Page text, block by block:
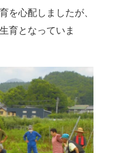
を心配しましたが、
育となっていま